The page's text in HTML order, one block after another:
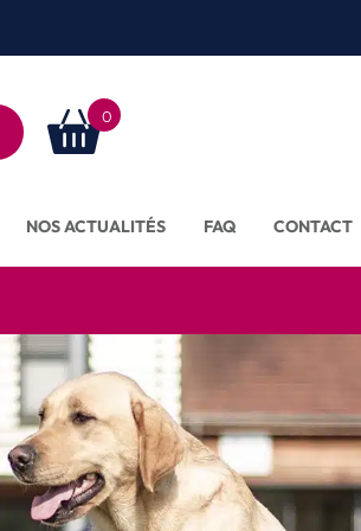
0
NOS ACTUALITÉS FAQ CONTACT